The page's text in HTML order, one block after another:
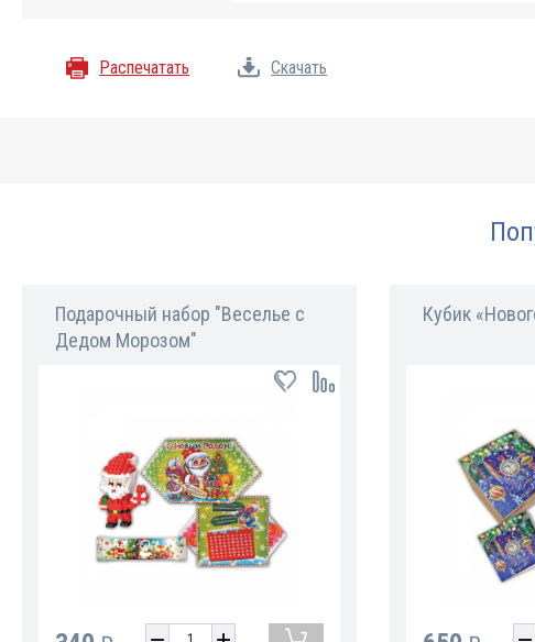
Распечатать Скачать
Подарочный набор "Веселье с
Дедом Морозом"
Кубик